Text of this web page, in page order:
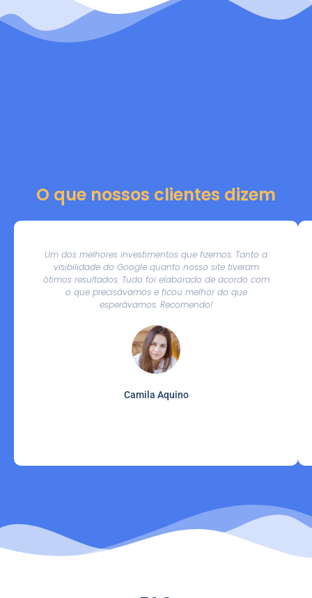
O que nossos clientes dizem
Um dos melhores investimentos que fizemos. Tanto a
visibilidade do Google quanto nosso site tiveram
ótimos resultados. Tudo foi elaborado de acordo com
o que precisávamos e ficou melhor do que
esperávamos. Recomendo!
Camila Aquino